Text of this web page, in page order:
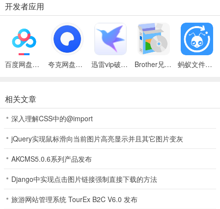
开发者应用
百度网盘绿色免安装Pc电脑版 夸克网盘官方正式版 迅雷vip破解版永久会员2024版 Brother兄弟 MFC-8480DN多功能一体机ISIS驱动 蚂蚁文件（数据恢复大师）
相关文章
深入理解CSS中的@import
jQuery实现鼠标滑向当前图片高亮显示并且其它图片变灰
AKCMS5.0.6系列产品发布
Django中实现点击图片链接强制直接下载的方法
旅游网站管理系统 TourEx B2C V6.0 发布